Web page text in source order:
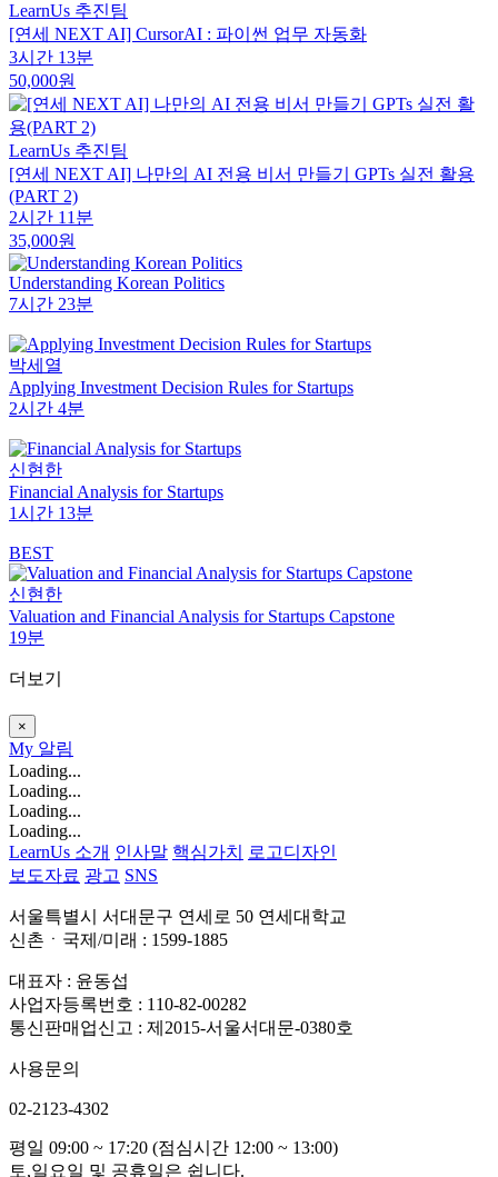
LearnUs 추진팀
[연세 NEXT AI] CursorAI : 파이썬 업무 자동화
3시간 13분
50,000원
LearnUs 추진팀
[연세 NEXT AI] 나만의 AI 전용 비서 만들기 GPTs 실전 활용
(PART 2)
2시간 11분
35,000원
Understanding Korean Politics
7시간 23분
박세열
Applying Investment Decision Rules for Startups
2시간 4분
신현한
Financial Analysis for Startups
1시간 13분
BEST
신현한
Valuation and Financial Analysis for Startups Capstone
19분
더보기
×
My 알림
Loading...
Loading...
Loading...
Loading...
LearnUs 소개 인사말 핵심가치
로고디자인
보도자료 광고 SNS
서울특별시 서대문구 연세로 50 연세대학교
신촌ㆍ국제/미래 : 1599-1885
대표자 : 윤동섭
사업자등록번호 : 110-82-00282
통신판매업신고 : 제2015-서울서대문-0380호
사용문의
02-2123-4302
평일 09:00 ~ 17:20 (점심시간 12:00 ~ 13:00)
토,일요일 및 공휴일은 쉽니다.